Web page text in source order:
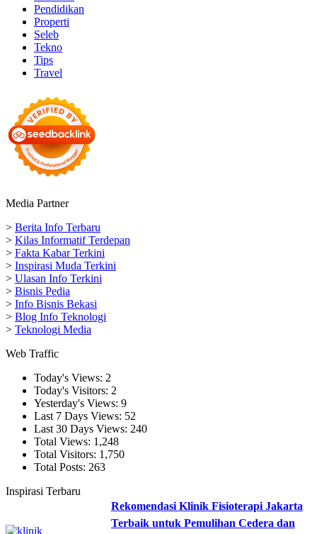
Pendidikan
Properti
Seleb
Tekno
Tips
Travel
Media Partner
> Berita Info Terbaru
> Kilas Informatif Terdepan
> Fakta Kabar Terkini
> Inspirasi Muda Terkini
> Ulasan Info Terkini
> Bisnis Pedia
> Info Bisnis Bekasi
> Blog Info Teknologi
> Teknologi Media
Web Traffic
Today's Views: 2
Today's Visitors: 2
Yesterday's Views: 9
Last 7 Days Views: 52
Last 30 Days Views: 240
Total Views: 1,248
Total Visitors: 1,750
Total Posts: 263
Inspirasi Terbaru
Rekomendasi Klinik Fisioterapi Jakarta
Terbaik untuk Pemulihan Cedera dan